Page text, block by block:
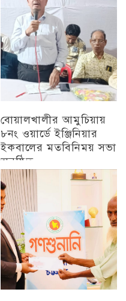
বোয়ালখালীর আমুচিয়ায়
৮নং ওয়ার্ডে ইঞ্জিনিয়ার
ইকবালের মতবিনিময় সভা
অনুষ্ঠিত
চট্টগ্রাম